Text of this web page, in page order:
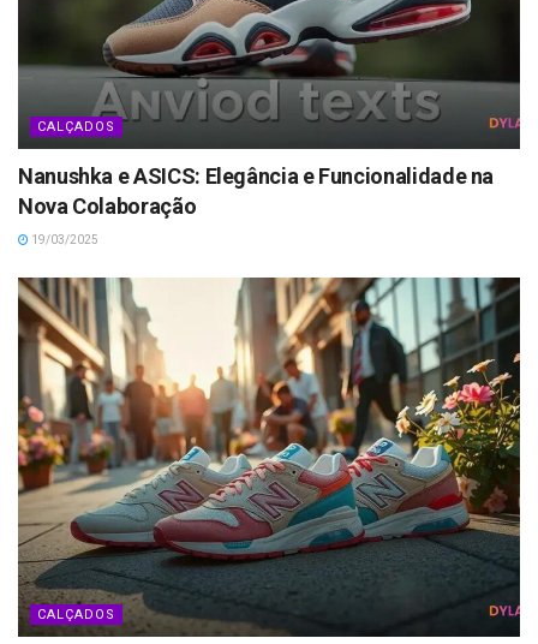
CALÇADOS
Nanushka e ASICS: Elegância e Funcionalidade na
Nova Colaboração
19/03/2025
CALÇADOS